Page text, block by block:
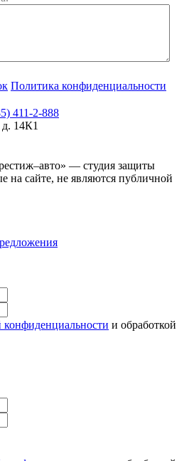
Политика конфиденциальности
411-2-888
14К1
— студия защиты
на сайте, не являются публичной
конфиденциальности и обработкой